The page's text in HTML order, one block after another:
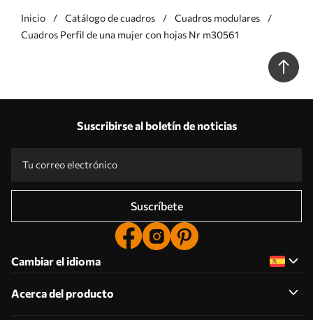
Inicio Catálogo de cuadros
Cuadros modulares
Cuadros Perfil de una mujer con hojas Nr m30561
Suscribirse al boletín de noticias
Suscríbete
Cambiar el idioma
Acerca del producto